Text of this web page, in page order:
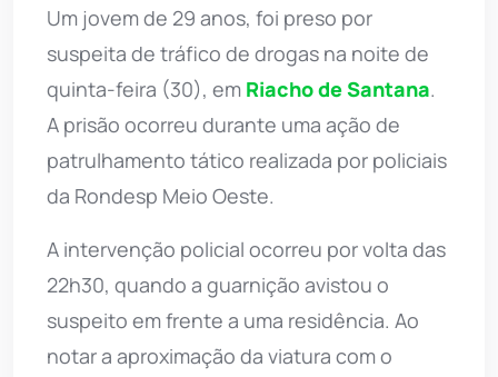
Um jovem de 29 anos, foi preso por
suspeita de tráfico de drogas na noite de
quinta-feira (30), em Riacho de Santana.
A prisão ocorreu durante uma ação de
patrulhamento tático realizada por policiais
da Rondesp Meio Oeste.
A intervenção policial ocorreu por volta das
22h30, quando a guarnição avistou o
suspeito em frente a uma residência. Ao
notar a aproximação da viatura com o